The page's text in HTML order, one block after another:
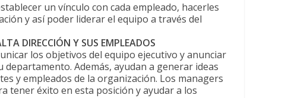
un vínculo con cada empleado, hacerles
y así poder liderar el equipo a través del
DIRECCIÓN Y SUS EMPLEADOS
los objetivos del equipo ejecutivo y anunciar
Además, ayudan a generar ideas
y empleados de la organización. Los managers
tener éxito en esta posición y ayudar a los